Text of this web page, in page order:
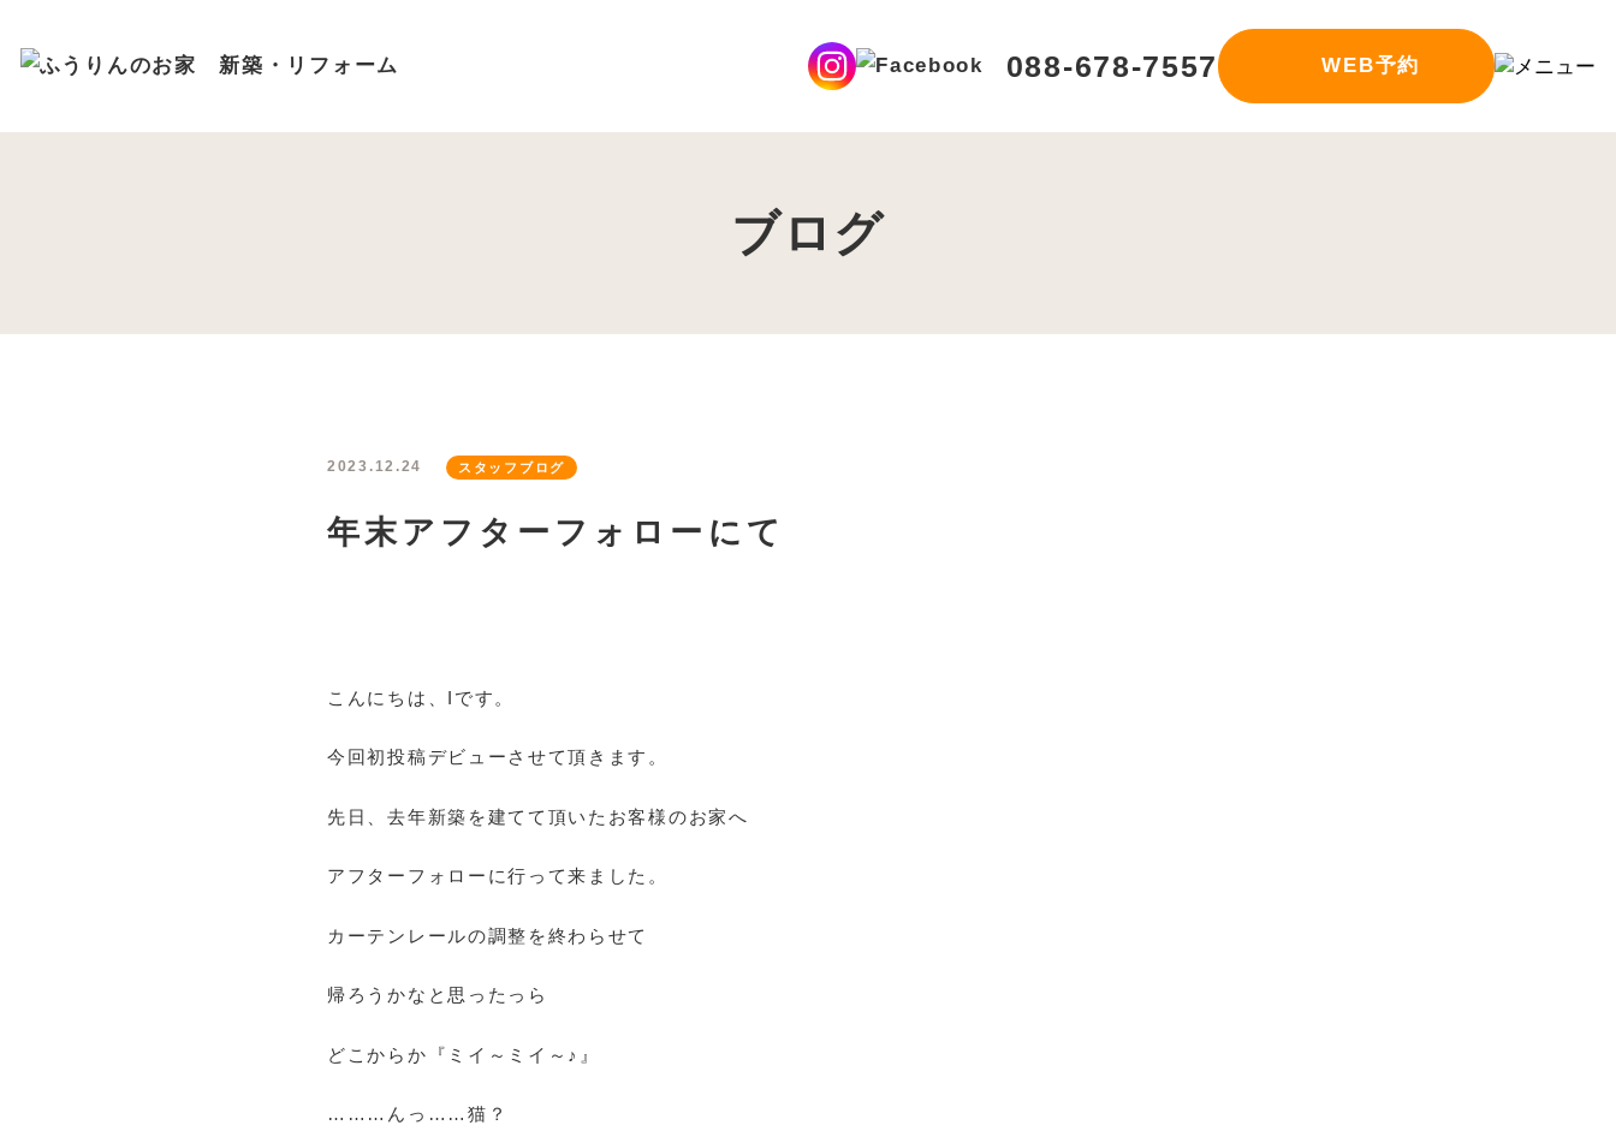
088-678-7557 WEB予約
ブログ
2023.12.24 スタッフブログ
年末アフターフォローにて
こんにちは、Iです。
今回初投稿デビューさせて頂きます。
先日、去年新築を建てて頂いたお客様のお家へ
アフターフォローに行って来ました。
カーテンレールの調整を終わらせて
帰ろうかなと思ったっら
どこからか『ミイ～ミイ～♪』
………んっ……猫？